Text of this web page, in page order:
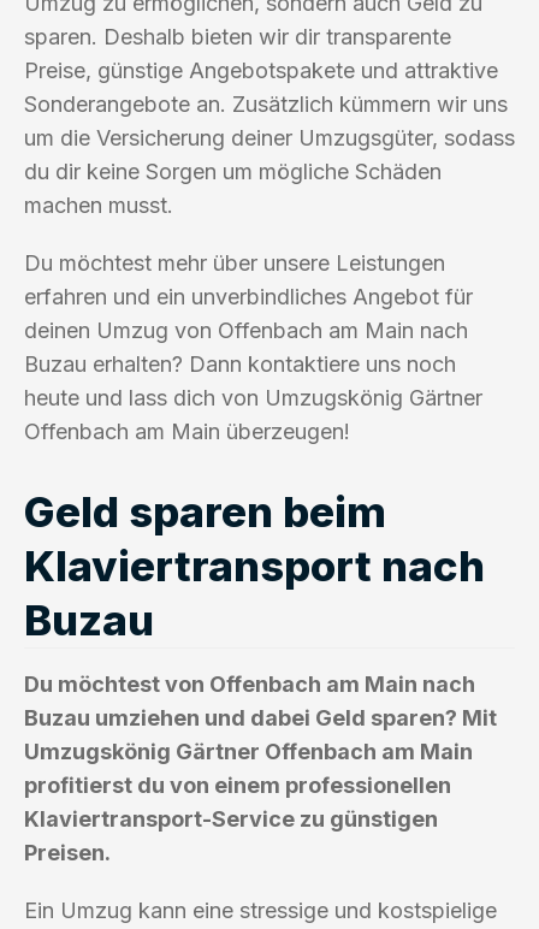
sparen. Deshalb bieten wir dir transparente
Preise, günstige Angebotspakete und attraktive
Sonderangebote an. Zusätzlich kümmern wir uns
um die Versicherung deiner Umzugsgüter, sodass
du dir keine Sorgen um mögliche Schäden
machen musst.
Du möchtest mehr über unsere Leistungen
erfahren und ein unverbindliches Angebot für
deinen Umzug von Offenbach am Main nach
Buzau erhalten? Dann kontaktiere uns noch
heute und lass dich von Umzugskönig Gärtner
Offenbach am Main überzeugen!
Geld sparen beim
Klaviertransport nach
Buzau
Du möchtest von Offenbach am Main nach
Buzau umziehen und dabei Geld sparen? Mit
Umzugskönig Gärtner Offenbach am Main
profitierst du von einem professionellen
Klaviertransport-Service zu günstigen
Preisen.
Ein Umzug kann eine stressige und kostspielige